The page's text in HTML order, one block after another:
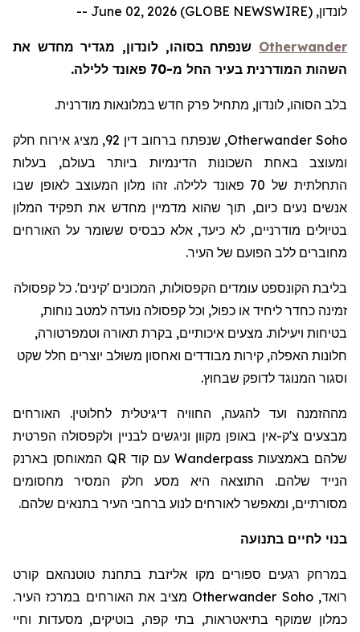
לונדון, June 02, 2026 (GLOBE NEWSWIRE) --
Otherwander שנפתח בסוהו, לונדון, מגדיר מחדש את
השהות המודרנית בעיר החל מ-70 פאונד ללילה.
בלב הסוהו, לונדון, מתחיל פרק חדש במלונאות מודרנית.
Otherwander Soho
, שנפתח ברחוב דין 92, מציג אירוח חלק
ומעוצב באחת השכונות הדינמיות ביותר בעולם, בעלות
התחלתית של 70 פאונד ללילה. זהו מלון המעוצב לאופן שבו
אנשים נעים כיום, תוך שהוא מדמיין מחדש את תפקיד המלון
בטיולים מודרניים, לא כיעד, אלא כבסיס ששומר על האורחים
מחוברים ללב הפועם של העיר.
בליבת הקונספט עומדים הקפסולות, המכונים 'קינים'. כל קפסולה
זמינה כחדר ליחיד או כפול, וכל קפסולה נועדה למטב נוחות,
בטיחות ויעילות. מצעים איכותיים, בקרת תאורה וטמפרטורה,
חלונות האפלה, קירות מבודדים ואחסון משולב יוצרים חלל שקט
וסגור המנוגד לדופק שבחוץ.
מההזמנה ועד להגעה, החוויה דיגיטלית לחלוטין. האורחים
מבצעים צ'ק-אין באופן מקוון וניגשים לבניין ולקפסולה הפרטית
שלהם באמצעות Wanderpass עם קוד QR המאוחסן בארנק
הנייד שלהם. התוצאה היא מסע חלק המסיר מחסומים
מסורתיים, ומאפשר לאורחים לנוע ברחבי העיר בתנאים שלהם.
בנוי לחיים בתנועה
במרחק רגעים ספורים מקו אליזבת בתחנת טוטנהאם קורט
רואד,
Otherwander Soho מציב את האורחים במרכז העיר.
כמלון שמוקף בתיאטראות, בתי קפה, בוטיקים, מסעדות וחיי